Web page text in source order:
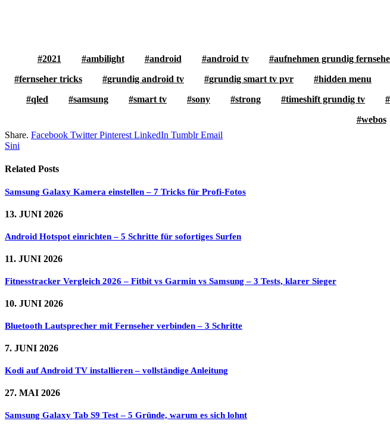
2021 ambilight android android tv aufnehmen grundig
fernseher tricks
grundig android tv grundig smart tv pvr hidden menu
qled
samsung smart tv sony strong timeshift grundig tv
webos
Share. Facebook Twitter Pinterest LinkedIn Tumblr Email
Sini
Related Posts
Samsung Galaxy Kamera einstellen – 7 Tricks für Profi-Fotos
13. JUNI 2026
Android Hotspot einrichten – 5 Schritte für sofortiges Surfen
11. JUNI 2026
Fitnesstracker Vergleich 2026 – Fitbit vs Garmin vs Samsung – 3 Tests, klarer Sieger
10. JUNI 2026
Bluetooth Lautsprecher mit Fernseher verbinden – 3 Schritte
7. JUNI 2026
Kodi auf Android TV installieren – vollständige Anleitung
27. MAI 2026
Samsung Galaxy Tab S9 Test – 5 Gründe, warum es sich lohnt